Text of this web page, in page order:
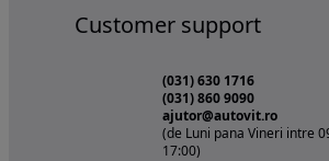
Customer support
(031) 630 1716
(031) 860 9090
ajutor@autovit.ro
(de Luni pana Vineri intre
17:00)